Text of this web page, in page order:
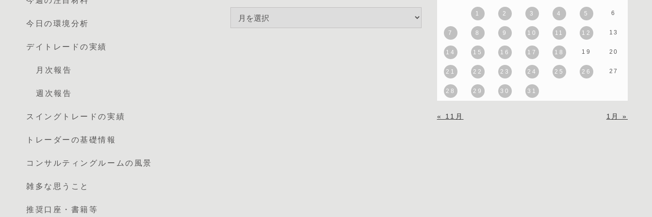
今日の環境分析
デイトレードの実績
月次報告
週次報告
スイングトレードの実績
トレーダーの基礎情報
コンサルティングルームの風景
雑多な思うこと
推奨口座・書籍等
1 2 3 4 5 6
7 8 9 10 11 12 13
14 15 16 17 18 19 20
21 22 23 24 25 26 27
28 29 30 31
« 11月 1月 »